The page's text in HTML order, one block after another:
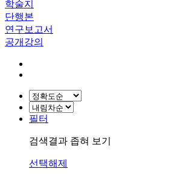
학술지
단행본
연구보고서
공개강의
필터
검색결과 좁혀 보기
선택해제